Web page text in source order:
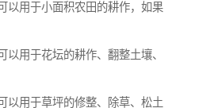
以用于小面积农田的耕作，如果
以用于花坛的耕作、翻整土壤、
以用于草坪的修整、除草、松土